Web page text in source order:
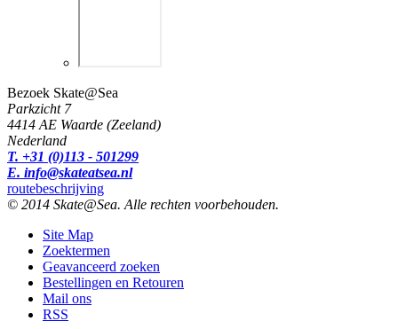
Bezoek Skate@Sea
Parkzicht 7
4414 AE Waarde (Zeeland)
Nederland
T. +31 (0)113 - 501299
E. info@skateatsea.nl
routebeschrijving
© 2014 Skate@Sea. Alle rechten voorbehouden.
Site Map
Zoektermen
Geavanceerd zoeken
Bestellingen en Retouren
Mail ons
RSS